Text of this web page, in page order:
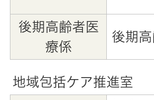
後期高齢者医
療係
後期
地域包括ケア推進室